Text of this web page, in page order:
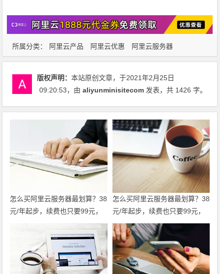
所属分类： 阿里云产品 阿里云优惠 阿里云服务器
版权声明：本站原创文章，于2021年2月25日
09:20:53，由aliyunminisitecom 发表，共 1426 字。
怎么买阿里云服务器最划算？38
元/年起步，续费也只要99元，
这份省钱攻略请收好 领代金券
怎么买阿里云服务器最划算？38
元/年起步，续费也只要99元，
这份省钱攻略请收好